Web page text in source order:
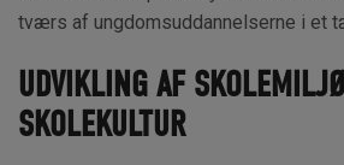
tværs af ungdomsuddannelserne i et
UDVIKLING AF
SKOLEKULTUR